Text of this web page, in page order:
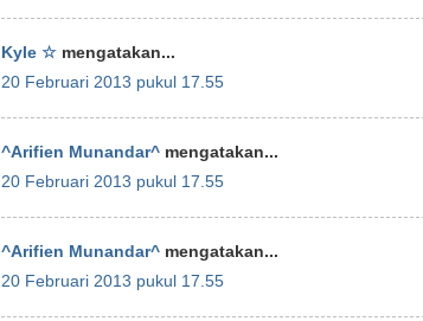
Kyle ☆ mengatakan...
20 Februari 2013 pukul 17.55
^Arifien Munandar^ mengatakan...
20 Februari 2013 pukul 17.55
^Arifien Munandar^ mengatakan...
20 Februari 2013 pukul 17.55